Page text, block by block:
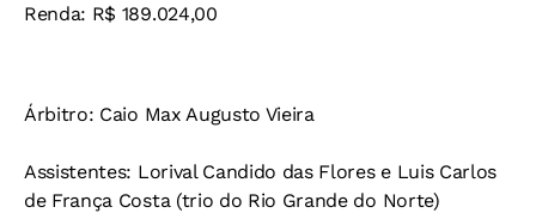
Renda: R$ 189.024,00
Árbitro: Caio Max Augusto Vieira
Assistentes: Lorival Candido das Flores e Luis Carlos
de França Costa (trio do Rio Grande do Norte)